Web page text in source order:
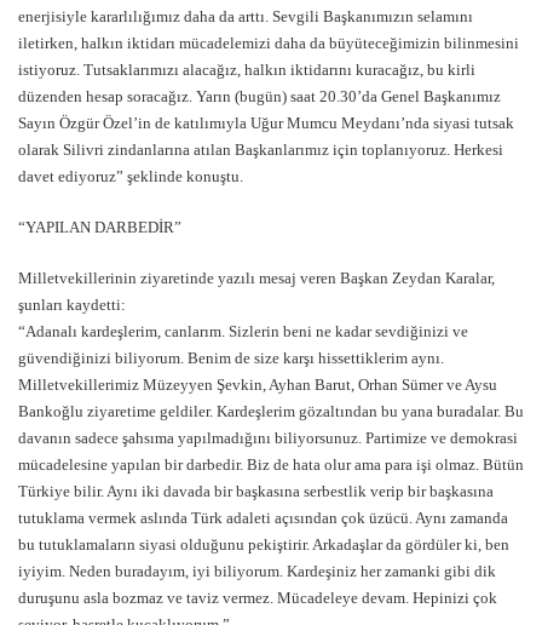
enerjisiyle kararlılığımız daha da arttı. Sevgili Başkanımızın selamını
iletirken, halkın iktidarı mücadelemizi daha da büyüteceğimizin bilinmesini
istiyoruz. Tutsaklarımızı alacağız, halkın iktidarını kuracağız, bu kirli
düzenden hesap soracağız. Yarın (bugün) saat 20.30’da Genel Başkanımız
Sayın Özgür Özel’in de katılımıyla Uğur Mumcu Meydanı’nda siyasi tutsak
olarak Silivri zindanlarına atılan Başkanlarımız için toplanıyoruz. Herkesi
davet ediyoruz” şeklinde konuştu.
“YAPILAN DARBEDİR”
Milletvekillerinin ziyaretinde yazılı mesaj veren Başkan Zeydan Karalar,
şunları kaydetti:
“Adanalı kardeşlerim, canlarım. Sizlerin beni ne kadar sevdiğinizi ve
güvendiğinizi biliyorum. Benim de size karşı hissettiklerim aynı.
Milletvekillerimiz Müzeyyen Şevkin, Ayhan Barut, Orhan Sümer ve Aysu
Bankoğlu ziyaretime geldiler. Kardeşlerim gözaltından bu yana buradalar. Bu
davanın sadece şahsıma yapılmadığını biliyorsunuz. Partimize ve demokrasi
mücadelesine yapılan bir darbedir. Biz de hata olur ama para işi olmaz. Bütün
Türkiye bilir. Aynı iki davada bir başkasına serbestlik verip bir başkasına
tutuklama vermek aslında Türk adaleti açısından çok üzücü. Aynı zamanda
bu tutuklamaların siyasi olduğunu pekiştirir. Arkadaşlar da gördüler ki, ben
iyiyim. Neden buradayım, iyi biliyorum. Kardeşiniz her zamanki gibi dik
duruşunu asla bozmaz ve taviz vermez. Mücadeleye devam. Hepinizi çok